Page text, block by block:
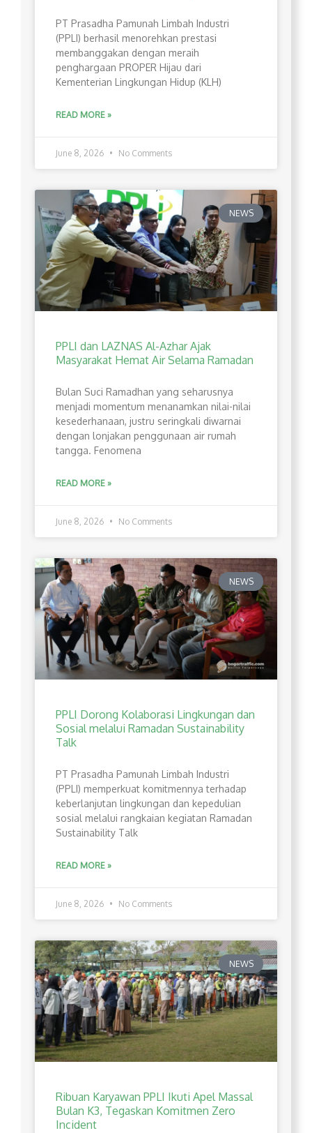
PT Prasadha Pamunah Limbah Industri
(PPLI) berhasil menorehkan prestasi
membanggakan dengan meraih
penghargaan PROPER Hijau dari
Kementerian Lingkungan Hidup (KLH)
READ MORE »
June 8, 2026 No Comments
NEWS
PPLI dan LAZNAS Al-Azhar Ajak
Masyarakat Hemat Air Selama Ramadan
Bulan Suci Ramadhan yang seharusnya
menjadi momentum menanamkan nilai-nilai
kesederhanaan, justru seringkali diwarnai
dengan lonjakan penggunaan air rumah
tangga. Fenomena
READ MORE »
June 8, 2026 No Comments
NEWS
PPLI Dorong Kolaborasi Lingkungan dan
Sosial melalui Ramadan Sustainability
Talk
PT Prasadha Pamunah Limbah Industri
(PPLI) memperkuat komitmennya terhadap
keberlanjutan lingkungan dan kepedulian
sosial melalui rangkaian kegiatan Ramadan
Sustainability Talk
READ MORE »
June 8, 2026 No Comments
NEWS
Ribuan Karyawan PPLI Ikuti Apel Massal
Bulan K3, Tegaskan Komitmen Zero
Incident